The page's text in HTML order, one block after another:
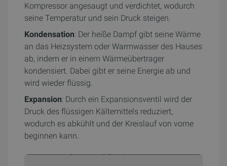
Kompressor angesaugt und verdichtet, wodurch
seine Temperatur und sein Druck steigen.
Kondensation: Der heiße Dampf gibt seine Wärme
an das Heizsystem oder Warmwasser des Hauses
ab, indem er in einem Wärmeübertrager
kondensiert. Dabei gibt er seine Energie ab und
wird wieder flüssig.
Expansion: Durch ein Expansionsventil wird der
Druck des flüssigen Kältemittels reduziert,
wodurch es abkühlt und der Kreislauf von vorne
beginnen kann.